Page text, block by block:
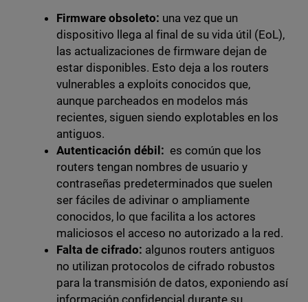
Firmware obsoleto: una vez que un
dispositivo llega al final de su vida útil (EoL),
las actualizaciones de firmware dejan de
estar disponibles. Esto deja a los routers
vulnerables a exploits conocidos que,
aunque parcheados en modelos más
recientes, siguen siendo explotables en los
antiguos.
Autenticación débil: es común que los
routers tengan nombres de usuario y
contraseñas predeterminados que suelen
ser fáciles de adivinar o ampliamente
conocidos, lo que facilita a los actores
maliciosos el acceso no autorizado a la red.
Falta de cifrado: algunos routers antiguos
no utilizan protocolos de cifrado robustos
para la transmisión de datos, exponiendo así